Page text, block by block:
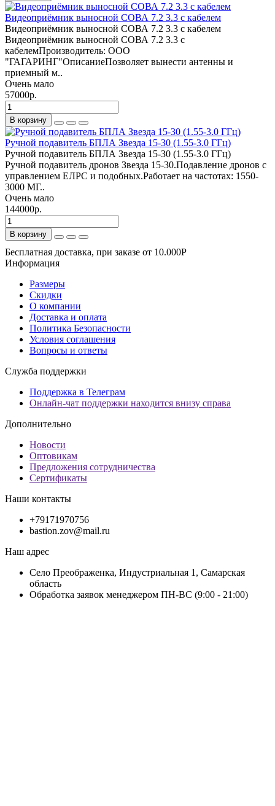
Видеоприёмник выносной СОВА 7.2 3.3 с кабелем
Видеоприёмник выносной СОВА 7.2 3.3 с кабелем
Видеоприёмник выносной СОВА 7.2 3.3 с
кабелемПроизводитель: ООО
"ГАГАРИНГ"ОписаниеПозволяет вынести антенны и
приемный м..
Очень мало
57000р.
В корзину
Ручной подавитель БПЛА Звезда 15-30 (1.55-3.0 ГГц)
Ручной подавитель БПЛА Звезда 15-30 (1.55-3.0 ГГц)
Ручной подавитель дронов Звезда 15-30.Подавление дронов с
управлением ЕЛРС и подобных.Работает на частотах: 1550-
3000 МГ..
Очень мало
144000р.
В корзину
Бесплатная доставка, при заказе от 10.000Р
Информация
Размеры
Скидки
О компании
Доставка и оплата
Политика Безопасности
Условия соглашения
Вопросы и ответы
Служба поддержки
Поддержка в Телеграм
Онлайн-чат поддержки находится внизу справа
Дополнительно
Новости
Оптовикам
Предложения сотрудничества
Сертификаты
Наши контакты
+79171970756
bastion.zov@mail.ru
Наш адрес
Село Преображенка, Индустриальная 1, Самарская
область
Обработка заявок менеджером ПН-ВС (9:00 - 21:00)